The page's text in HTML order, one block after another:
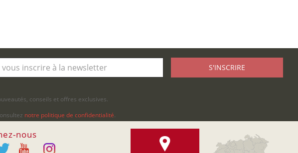
S'INSCRIRE
conseils et offres exclusives.
notre politique de confidentialité.
nous